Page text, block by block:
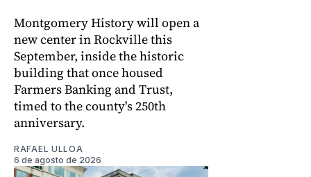
Montgomery History will open a
new center in Rockville this
September, inside the historic
building that once housed
Farmers Banking and Trust,
timed to the county's 250th
anniversary.
RAFAEL ULLOA
6 de agosto de 2026